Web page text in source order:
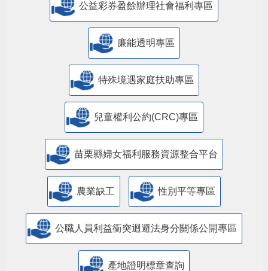
公益彩券盈餘辦理社會福利專區
廉能透明專區
特殊境遇家庭扶助專區
兒童權利公約(CRC)專區
苗栗縣婦女福利服務資源整合平台
農業缺工 性別平等專區
公職人員利益衝突迴避法身分關係公開專區
產地證明標章查詢